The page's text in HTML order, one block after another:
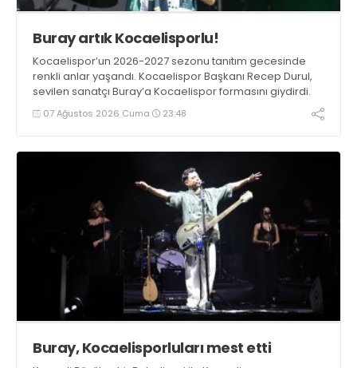
Buray artık Kocaelisporlu!
Kocaelispor’un 2026-2027 sezonu tanıtım gecesinde
renkli anlar yaşandı. Kocaelispor Başkanı Recep Durul,
sevilen sanatçı Buray’a Kocaelispor formasını giydirdi.
07 Ağustos 2026 Cuma 23:48
Buray, Kocaelisporluları mest etti